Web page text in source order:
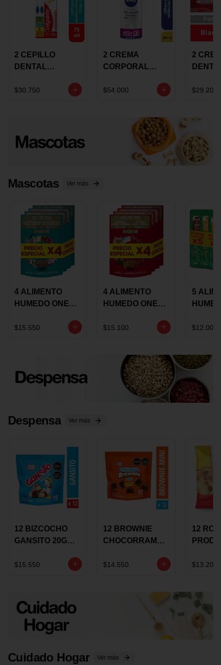
2 CEPILLO
DENTAL
+CREMA
$30.750
2 CREMA
CORPORAL
EXPRESS
OFERTA
$54.000
2
$29.200
Mascotas Ver más
4 ALIMENTO
HUMEDO ONE
85 GRS
$15.550
4 ALIMENTO
HUMEDO ONE
85 GRS
$15.100
5
$12.000
Despensa Ver más
12 BIZCOCHO
GANSITO 20G
MERMELADA
$15.550
12 BROWNIE
CHOCORRAMO
X 20 GRS
$14.550
12
X 15
$13.200
Cuidado Hogar Ver más